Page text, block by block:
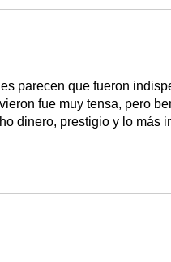
parecen que fueron
fue muy tensa, pero
dinero, prestigio y lo más